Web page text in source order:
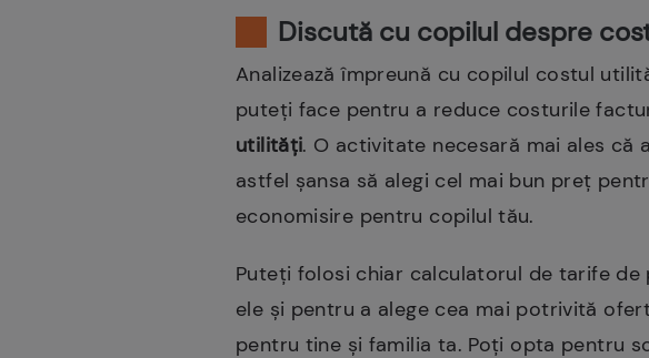
Discută cu copilul despre
Analizează împreună cu copilul costul
puteți face pentru a reduce costurile
utilități. O activitate necesară mai ales
astfel șansa să alegi cel mai bun preț
economisire pentru copilul tău.
Puteți folosi chiar calculatorul de tarife
ele și pentru a alege cea mai potrivită
pentru tine și familia ta. Poți opta pentru